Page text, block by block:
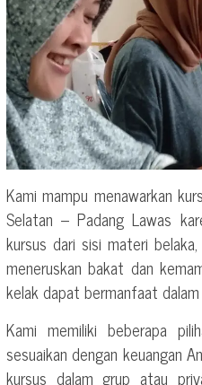
Kami mampu menawarkan
Selatan – Padang Lawas
kursus dari sisi materi
meneruskan bakat dan
kelak dapat bermanfaat
Kami memiliki beberapa
sesuaikan dengan keuangan
kursus dalam grup atau